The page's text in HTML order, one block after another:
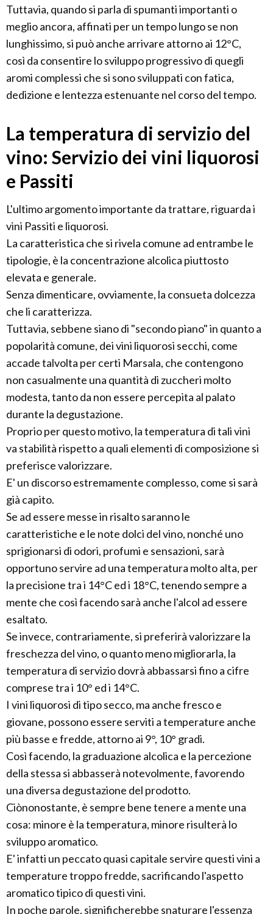
Tuttavia, quando si parla di spumanti importanti o
meglio ancora, affinati per un tempo lungo se non
lunghissimo, si può anche arrivare attorno ai 12°C,
così da consentire lo sviluppo progressivo di quegli
aromi complessi che si sono sviluppati con fatica,
dedizione e lentezza estenuante nel corso del tempo.
La temperatura di servizio del
vino: Servizio dei vini liquorosi
e Passiti
L'ultimo argomento importante da trattare, riguarda i
vini Passiti e liquorosi.
La caratteristica che si rivela comune ad entrambe le
tipologie, è la concentrazione alcolica piuttosto
elevata e generale.
Senza dimenticare, ovviamente, la consueta dolcezza
che li caratterizza.
Tuttavia, sebbene siano di "secondo piano" in quanto a
popolarità comune, dei vini liquorosi secchi, come
accade talvolta per certi Marsala, che contengono
non casualmente una quantità di zuccheri molto
modesta, tanto da non essere percepita al palato
durante la degustazione.
Proprio per questo motivo, la temperatura di tali vini
va stabilità rispetto a quali elementi di composizione si
preferisce valorizzare.
E' un discorso estremamente complesso, come si sarà
già capito.
Se ad essere messe in risalto saranno le
caratteristiche e le note dolci del vino, nonché uno
sprigionarsi di odori, profumi e sensazioni, sarà
opportuno servire ad una temperatura molto alta, per
la precisione tra i 14°C ed i 18°C, tenendo sempre a
mente che così facendo sarà anche l'alcol ad essere
esaltato.
Se invece, contrariamente, si preferirà valorizzare la
freschezza del vino, o quanto meno migliorarla, la
temperatura di servizio dovrà abbassarsi fino a cifre
comprese tra i 10° ed i 14°C.
I vini liquorosi di tipo secco, ma anche fresco e
giovane, possono essere serviti a temperature anche
più basse e fredde, attorno ai 9°, 10° gradi.
Così facendo, la graduazione alcolica e la percezione
della stessa si abbasserà notevolmente, favorendo
una diversa degustazione del prodotto.
Ciònonostante, è sempre bene tenere a mente una
cosa: minore è la temperatura, minore risulterà lo
sviluppo aromatico.
E' infatti un peccato quasi capitale servire questi vini a
temperature troppo fredde, sacrificando l'aspetto
aromatico tipico di questi vini.
In poche parole, significherebbe snaturare l'essenza